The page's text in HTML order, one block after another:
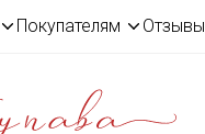
Покупателям Отзывы